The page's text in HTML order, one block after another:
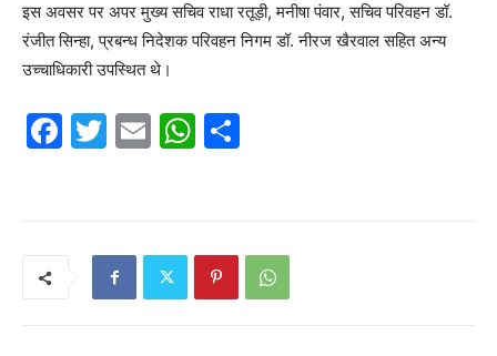
इस अवसर पर अपर मुख्य सचिव राधा रतूड़ी, मनीषा पंवार, सचिव परिवहन डॉ.
रंजीत सिन्हा, प्रबन्ध निदेशक परिवहन निगम डॉ. नीरज खैरवाल सहित अन्य
उच्चाधिकारी उपस्थित थे।
F
T
E
W
A
p